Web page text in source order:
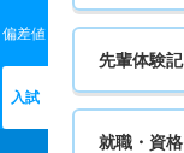
偏差値
入試
先輩体験記
就職・資格